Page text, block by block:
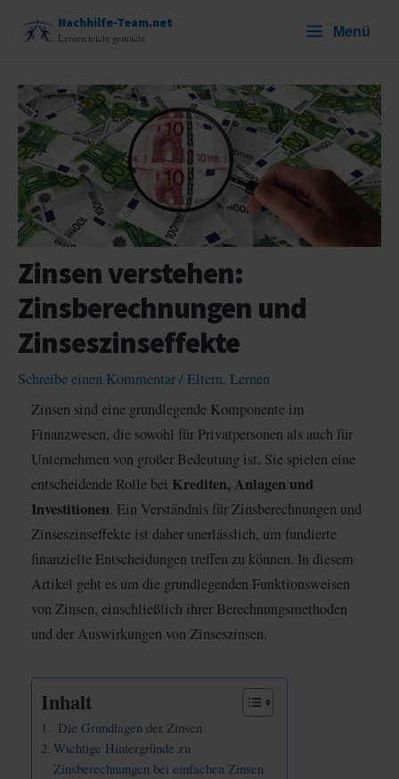
Inhalt
Nachhilfe-Team.net
Lernen leicht gemacht Menü
Zinsen verstehen:
Zinsberechnungen und
Zinseszinseffekte
Schreibe einen Kommentar/ Eltern, Lernen
Zinsen sind eine grundlegende Komponente im
Finanzwesen, die sowohl für Privatpersonen als auch für
Unternehmen von großer Bedeutung ist. Sie spielen eine
entscheidende Rolle bei Krediten, Anlagen und
Investitionen. Ein Verständnis für Zinsberechnungen und
Zinseszinseffekte ist daher unerlässlich, um fundierte
finanzielle Entscheidungen treffen zu können. In diesem
Artikel geht es um die grundlegenden Funktionsweisen
von Zinsen, einschließlich ihrer Berechnungsmethoden
und der Auswirkungen von Zinseszinsen.
Inhalt
Die Grundlagen der Zinsen
Wichtige Hintergründe zu
Zinsberechnungen bei einfachen Zinsen